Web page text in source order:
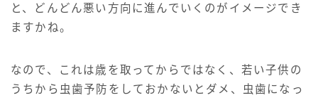
と、どんどん悪い方向に進んでいくのがイメージでき
ますかね。
なので、これは歳を取ってからではなく、若い子供の
うちから虫歯予防をしておかないとダメ、虫歯になっ